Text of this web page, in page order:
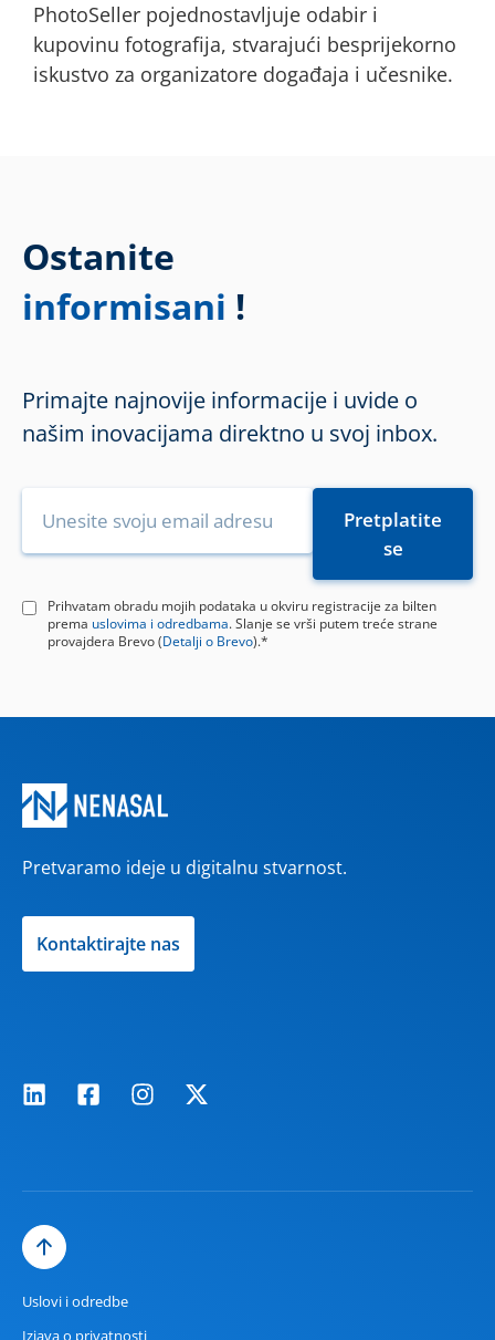
PhotoSeller pojednostavljuje odabir i
kupovinu fotografija, stvarajući besprijekorno
iskustvo za organizatore događaja i učesnike.
Ostanite
informisani
ažurirani !
Primajte najnovije informacije i uvide o
našim inovacijama direktno u svoj inbox.
Prihvatam obradu mojih podataka u okviru registracije za bilten
prema uslovima i odredbama. Slanje se vrši putem treće strane
provajdera Brevo (Detalji o Brevo).*
Pretvaramo ideje u digitalnu stvarnost.
Kontaktirajte nas
Uslovi i odredbe
Izjava o privatnosti